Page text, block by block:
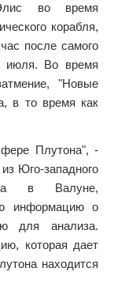
во время
корабля,
после самого
июля. Во время
"Новые
в то время как
Плутона", -
Юго-западного
в Валуне,
информацию о
для анализа.
которая дает
находится